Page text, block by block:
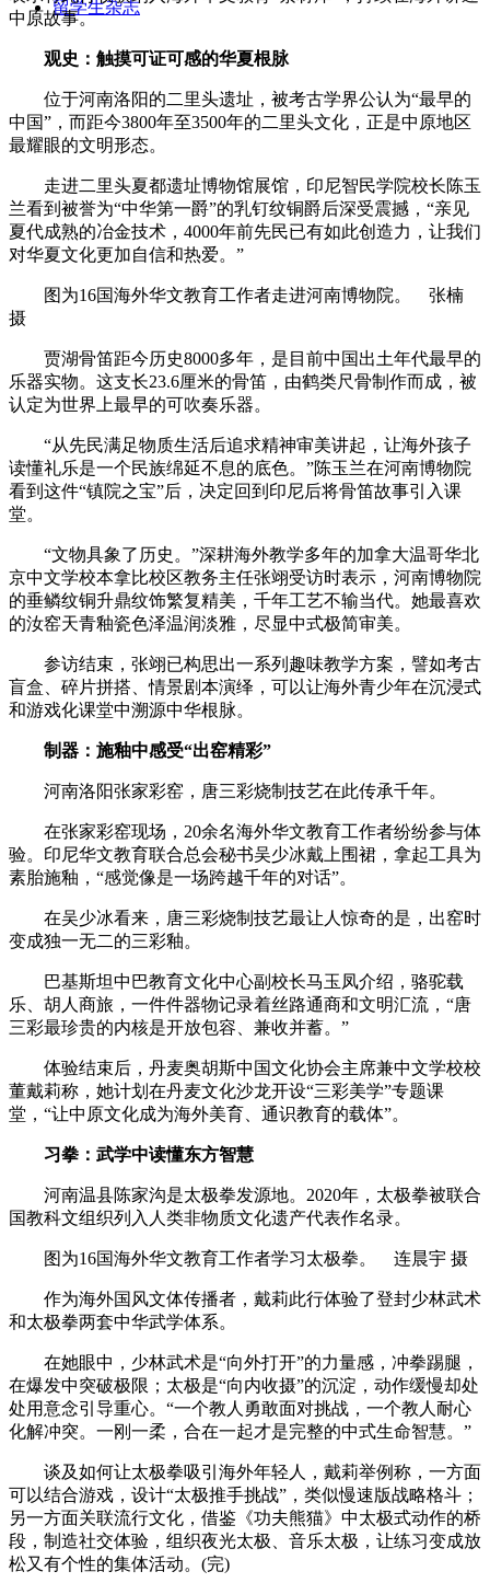
留学生杂志
中原故事。
观史：触摸可证可感的华夏根脉
位于河南洛阳的二里头遗址，被考古学界公认为“最早的
中国”，而距今3800年至3500年的二里头文化，正是中原地区
最耀眼的文明形态。
走进二里头夏都遗址博物馆展馆，印尼智民学院校长陈玉
兰看到被誉为“中华第一爵”的乳钉纹铜爵后深受震撼，“亲见
夏代成熟的冶金技术，4000年前先民已有如此创造力，让我们
对华夏文化更加自信和热爱。”
图为16国海外华文教育工作者走进河南博物院。 张楠
摄
贾湖骨笛距今历史8000多年，是目前中国出土年代最早的
乐器实物。这支长23.6厘米的骨笛，由鹤类尺骨制作而成，被
认定为世界上最早的可吹奏乐器。
“从先民满足物质生活后追求精神审美讲起，让海外孩子
读懂礼乐是一个民族绵延不息的底色。”陈玉兰在河南博物院
看到这件“镇院之宝”后，决定回到印尼后将骨笛故事引入课
堂。
“文物具象了历史。”深耕海外教学多年的加拿大温哥华北
京中文学校本拿比校区教务主任张翊受访时表示，河南博物院
的垂鳞纹铜升鼎纹饰繁复精美，千年工艺不输当代。她最喜欢
的汝窑天青釉瓷色泽温润淡雅，尽显中式极简审美。
参访结束，张翊已构思出一系列趣味教学方案，譬如考古
盲盒、碎片拼搭、情景剧本演绎，可以让海外青少年在沉浸式
和游戏化课堂中溯源中华根脉。
制器：施釉中感受“出窑精彩”
河南洛阳张家彩窑，唐三彩烧制技艺在此传承千年。
在张家彩窑现场，20余名海外华文教育工作者纷纷参与体
验。印尼华文教育联合总会秘书吴少冰戴上围裙，拿起工具为
素胎施釉，“感觉像是一场跨越千年的对话”。
在吴少冰看来，唐三彩烧制技艺最让人惊奇的是，出窑时
变成独一无二的三彩釉。
巴基斯坦中巴教育文化中心副校长马玉凤介绍，骆驼载
乐、胡人商旅，一件件器物记录着丝路通商和文明汇流，“唐
三彩最珍贵的内核是开放包容、兼收并蓄。”
体验结束后，丹麦奥胡斯中国文化协会主席兼中文学校校
董戴莉称，她计划在丹麦文化沙龙开设“三彩美学”专题课
堂，“让中原文化成为海外美育、通识教育的载体”。
习拳：武学中读懂东方智慧
河南温县陈家沟是太极拳发源地。2020年，太极拳被联合
国教科文组织列入人类非物质文化遗产代表作名录。
图为16国海外华文教育工作者学习太极拳。 连晨宇 摄
作为海外国风文体传播者，戴莉此行体验了登封少林武术
和太极拳两套中华武学体系。
在她眼中，少林武术是“向外打开”的力量感，冲拳踢腿，
在爆发中突破极限；太极是“向内收摄”的沉淀，动作缓慢却处
处用意念引导重心。“一个教人勇敢面对挑战，一个教人耐心
化解冲突。一刚一柔，合在一起才是完整的中式生命智慧。”
谈及如何让太极拳吸引海外年轻人，戴莉举例称，一方面
可以结合游戏，设计“太极推手挑战”，类似慢速版战略格斗；
另一方面关联流行文化，借鉴《功夫熊猫》中太极式动作的桥
段，制造社交体验，组织夜光太极、音乐太极，让练习变成放
松又有个性的集体活动。(完)